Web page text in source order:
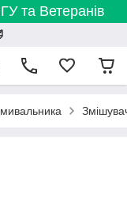
та Ветеранів